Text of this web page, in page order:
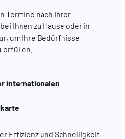
Termine nach Ihrer
Ihnen zu Hause oder in
um Ihre Bedürfnisse
erfüllen.
internationalen
Effizienz und Schnelligkeit